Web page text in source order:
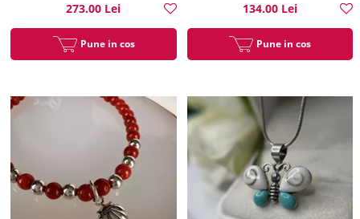
273.00 Lei
Pune in cos
134.00 Lei
Pune in cos